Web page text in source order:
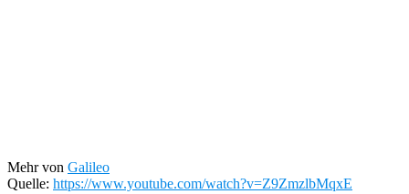
Mehr von Galileo
Quelle: https://www.youtube.com/watch?v=Z9ZmzlbMqxE